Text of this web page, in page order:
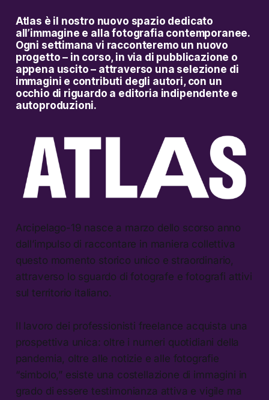
Atlas è il nostro nuovo spazio dedicato
all’immagine e alla fotografia contemporanee.
Ogni settimana vi racconteremo un nuovo
progetto – in corso, in via di pubblicazione o
appena uscito – attraverso una selezione di
immagini e contributi degli autori, con un
occhio di riguardo a editoria indipendente e
autoproduzioni.
Arcipelago-19 nasce a marzo dello scorso anno
dall’impulso di raccontare in maniera collettiva
questo momento storico unico e straordinario,
attraverso lo sguardo di fotografe e fotografi attivi
sul territorio italiano.
Il lavoro dei professionisti freelance acquista una
prospettiva unica: oltre i numeri quotidiani della
pandemia, oltre alle notizie e alle fotografie
“simbolo,” esiste una costellazione di immagini in
grado di essere testimonianza attiva e vigile ma